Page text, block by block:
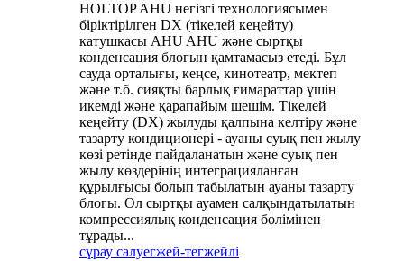
HOLTOP AHU негізгі технологиясымен
біріктірілген DX (тікелей кеңейту)
катушкасы AHU AHU және сыртқы
конденсация блогын қамтамасыз етеді. Бұл
сауда орталығы, кеңсе, кинотеатр, мектеп
және т.б. сияқты барлық ғимараттар үшін
икемді және қарапайым шешім. Тікелей
кеңейту (DX) жылуды қалпына келтіру және
тазарту кондиционері - ауаны суық пен жылу
көзі ретінде пайдаланатын және суық пен
жылу көздерінің интеграцияланған
құрылғысы болып табылатын ауаны тазарту
блогы. Ол сыртқы ауамен салқындатылатын
компрессиялық конденсация бөлімінен
тұрады...
сұрау салуегжей-тегжейлі